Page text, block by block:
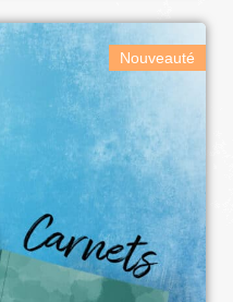
Nouveauté